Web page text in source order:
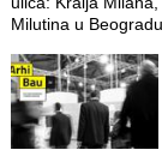
Milutina u Beogradu.